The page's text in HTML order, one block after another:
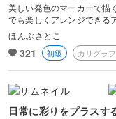
美しい発色のマーカーで描
でも楽しくアレンジできる
ほんぶさとこ
321 初級 カリグラ
日常に彩りをプラスす